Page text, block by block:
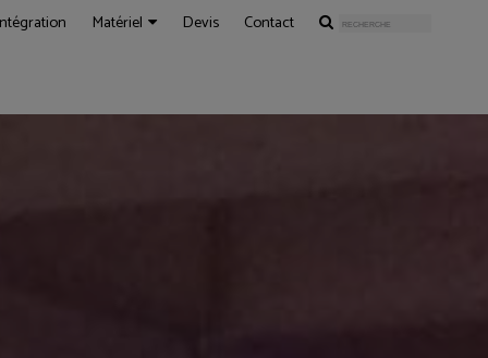
Matériel Devis Contact